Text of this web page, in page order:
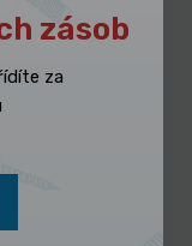
zásob
za